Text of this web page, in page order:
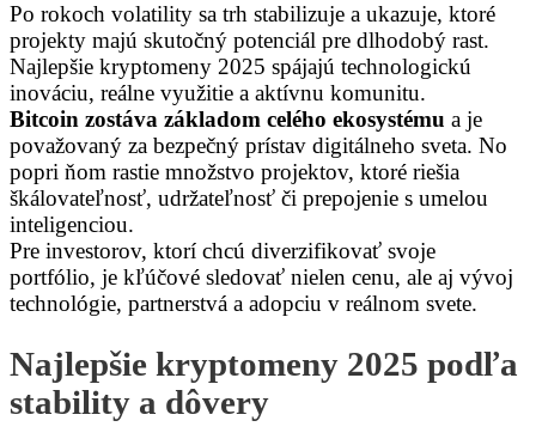
Po rokoch volatility sa trh stabilizuje a ukazuje, ktoré
projekty majú skutočný potenciál pre dlhodobý rast.
Najlepšie kryptomeny 2025 spájajú technologickú
inováciu, reálne využitie a aktívnu komunitu.
Bitcoin zostáva základom celého ekosystému a je
považovaný za bezpečný prístav digitálneho sveta. No
popri ňom rastie množstvo projektov, ktoré riešia
škálovateľnosť, udržateľnosť či prepojenie s umelou
inteligenciou.
Pre investorov, ktorí chcú diverzifikovať svoje
portfólio, je kľúčové sledovať nielen cenu, ale aj vývoj
technológie, partnerstvá a adopciu v reálnom svete.
Najlepšie kryptomeny 2025 podľa
stability a dôvery